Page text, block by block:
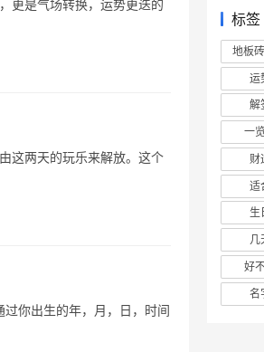
更是气场转换，运势更迭的
这两天的玩乐来解放。这个
你出生的年，月，日，时间
标签
运
解
一
财
适
生
几
好
名